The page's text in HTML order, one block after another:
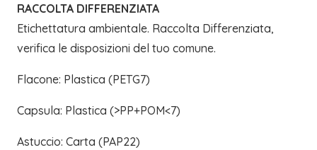
RACCOLTA DIFFERENZIATA
Etichettatura ambientale. Raccolta Differenziata,
verifica le disposizioni del tuo comune.
Flacone: Plastica (PETG7)
Capsula: Plastica (>PP+POM<7)
Astuccio: Carta (PAP22)